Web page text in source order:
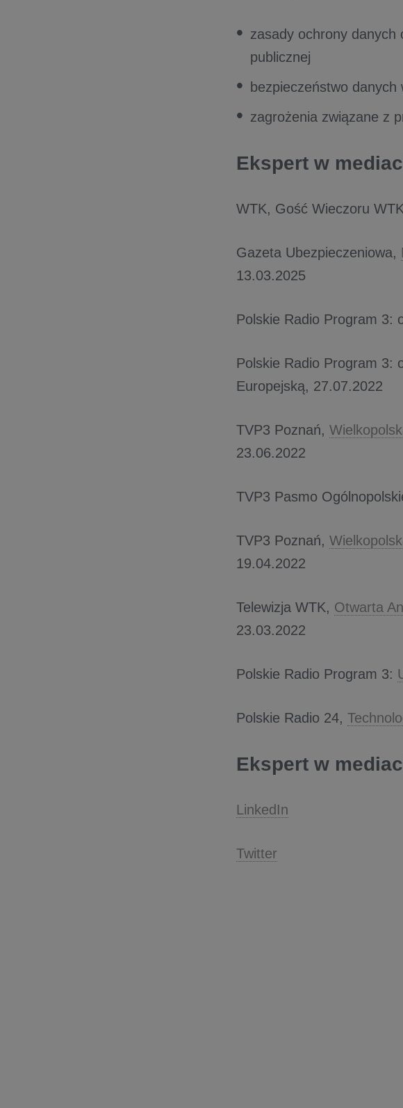
zasady ochrony danych
publicznej
bezpieczeństwo danych
zagrożenia związane z
Ekspert w
WTK, Gość Wieczoru
Gazeta Ubezpieczeniowa,
13.03.2025
Polskie Radio Program 3:
Polskie Radio Program 3:
Europejską, 27.07.2022
TVP3 Poznań,
23.06.2022
TVP3 Pasmo
TVP3 Poznań,
19.04.2022
Telewizja WTK, Otwarta
23.03.2022
Polskie Radio Program 3:
Polskie Radio 24,
Ekspert w
LinkedIn
Twitter